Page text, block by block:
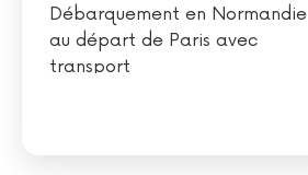
Débarquement en Normandie
au départ de Paris avec
transport